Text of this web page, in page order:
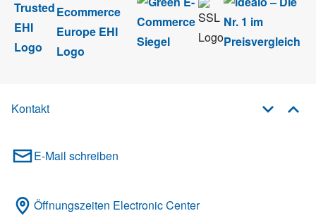
Kontakt
E-Mail schreiben
Öffnungszeiten Electronic Center